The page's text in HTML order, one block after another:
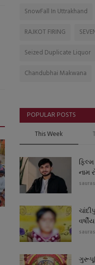
SnowFall In Uttrakhand
RAJKOT FIRING
Seized Duplicate Liquor
Chandubhai Makwana
POPULAR POSTS
This Week
નામ